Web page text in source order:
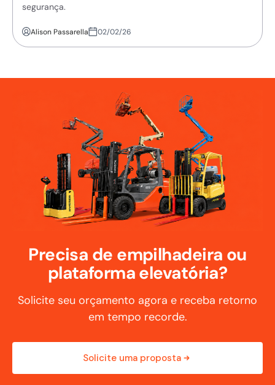
segurança.
Alison Passarella 02/02/26
Precisa de empilhadeira ou
plataforma elevatória?
Solicite seu orçamento agora e receba retorno
em tempo recorde.
Solicite uma proposta